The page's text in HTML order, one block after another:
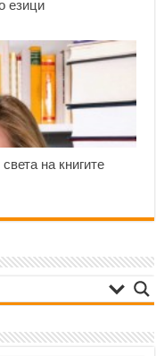
езици
на книгите